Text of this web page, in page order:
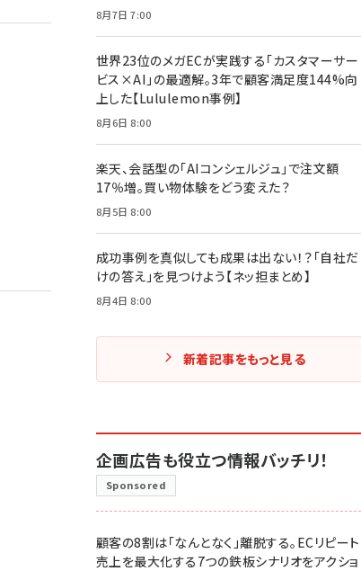
8月7日 7:00
世界23位のメガECが実践する「カスタマーサー
ビス×AI」の最適解。3年で顧客満足度144%向
上した【Lululemon事例】
8月6日 8:00
楽天、会話型の「AIコンシェルジュ」で注文額
17％増。買い物体験をどう変えた？
8月5日 8:00
成功事例を真似しても成果は出ない！？「自社だ
けの答え」を見つけよう【ネッ担まとめ】
8月4日 8:00
新着記事をもっと見る
企画広告も役立つ情報バッチリ！
Sponsored
顧客の8割は「なんとなく」離脱する。ECリピート
売上を最大化する7つの鉄板シナリオをアクショ